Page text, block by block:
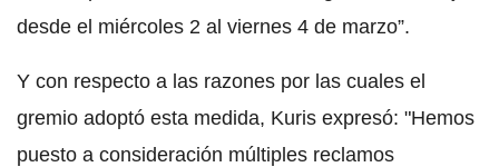
desde el miércoles 2 al viernes 4 de marzo”.
Y con respecto a las razones por las cuales el
gremio adoptó esta medida, Kuris expresó: "Hemos
puesto a consideración múltiples reclamos